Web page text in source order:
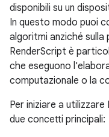
disponibili su un
In questo modo puoi
algoritmi anziché sulla
RenderScript è
che eseguono
computazionale o la
Per iniziare a
due concetti principali: